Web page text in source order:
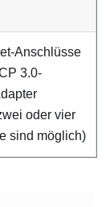
Anschlüsse
3.0-
oder vier
sind möglich)